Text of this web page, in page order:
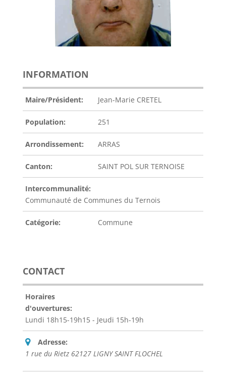
INFORMATION
Maire/Président: Jean-Marie CRETEL
Population: 251
Arrondissement: ARRAS
Canton: SAINT POL SUR TERNOISE
Intercommunalité:
Communauté de Communes du Ternois
Catégorie: Commune
CONTACT
Horaires
d'ouvertures:
Lundi 18h15-19h15 - Jeudi 15h-19h
Adresse:
1 rue du Rietz 62127 LIGNY SAINT FLOCHEL